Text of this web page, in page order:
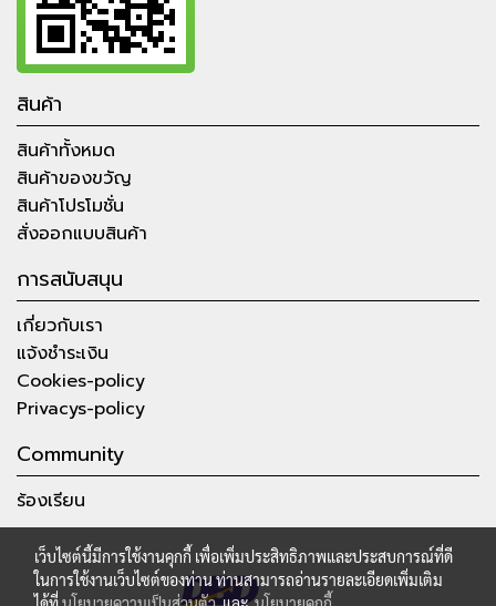
สินค้า
สินค้าทั้งหมด
สินค้าของขวัญ
สินค้าโปรโมชั่น
สั่งออกแบบสินค้า
การสนับสนุน
เกี่ยวกับเรา
แจ้งชำระเงิน
Cookies-policy
Privacys-policy
Community
ร้องเรียน
เว็บไซต์นี้มีการใช้งานคุกกี้ เพื่อเพิ่มประสิทธิภาพและประสบการณ์ที่ดี
ในการใช้งานเว็บไซต์ของท่าน ท่านสามารถอ่านรายละเอียดเพิ่มเติม